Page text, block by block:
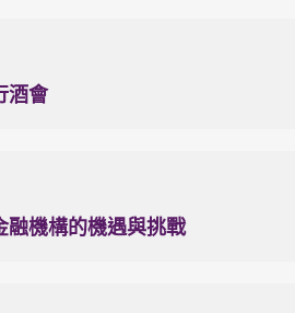
酒會
融機構的機遇與挑戰